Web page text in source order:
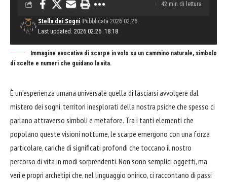
Last updated: 2026.02.26. 18:18
Stella dei Sogni Pubblicata 2026.02.26.
42 min di lettura
Immagine evocativa di scarpe in volo su un cammino naturale, simbolo
di scelte e numeri che guidano la vita.
È un’esperienza umana universale quella di lasciarsi avvolgere dal
mistero dei sogni, territori inesplorati della nostra psiche che spesso ci
parlano attraverso simboli e metafore. Tra i tanti elementi che
popolano queste visioni notturne, le scarpe emergono con una forza
particolare, cariche di significati profondi che toccano il nostro
percorso di vita in modi sorprendenti. Non sono semplici oggetti, ma
veri e propri archetipi che, nel linguaggio onirico, ci raccontano di passi